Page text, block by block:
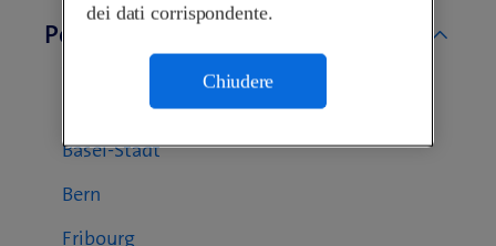
Per cantone
Basel-Landschaft
Basel-Stadt
Bern
Fribourg
dei dati corrispondente.
Chiudere